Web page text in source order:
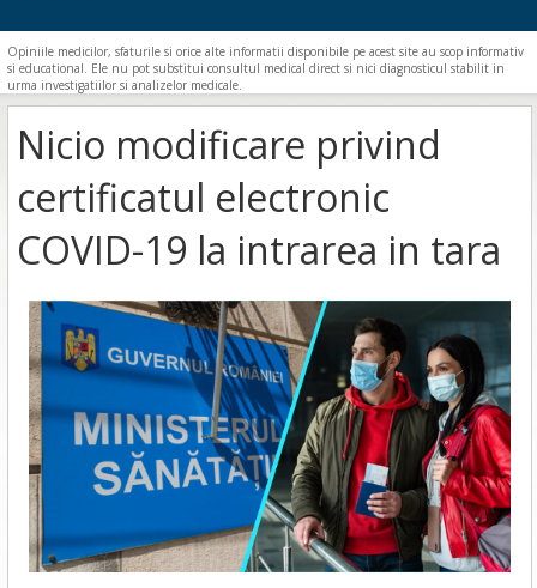
Opiniile medicilor, sfaturile si orice alte informatii disponibile pe acest site au scop informativ
si educational. Ele nu pot substitui consultul medical direct si nici diagnosticul stabilit in
urma investigatiilor si analizelor medicale.
Nicio modificare privind
certificatul electronic
COVID-19 la intrarea in tara